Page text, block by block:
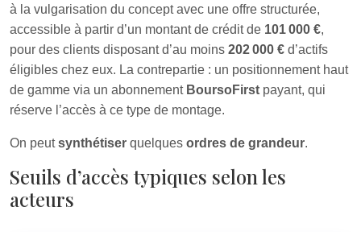
à la vulgarisation du concept avec une offre structurée,
accessible à partir d’un montant de crédit de 101 000 €,
pour des clients disposant d’au moins 202 000 € d’actifs
éligibles chez eux. La contrepartie : un positionnement haut
de gamme via un abonnement BoursoFirst payant, qui
réserve l’accès à ce type de montage.
On peutsynthétiser quelques ordres de grandeur.
Seuils d’accès typiques selon les
acteurs